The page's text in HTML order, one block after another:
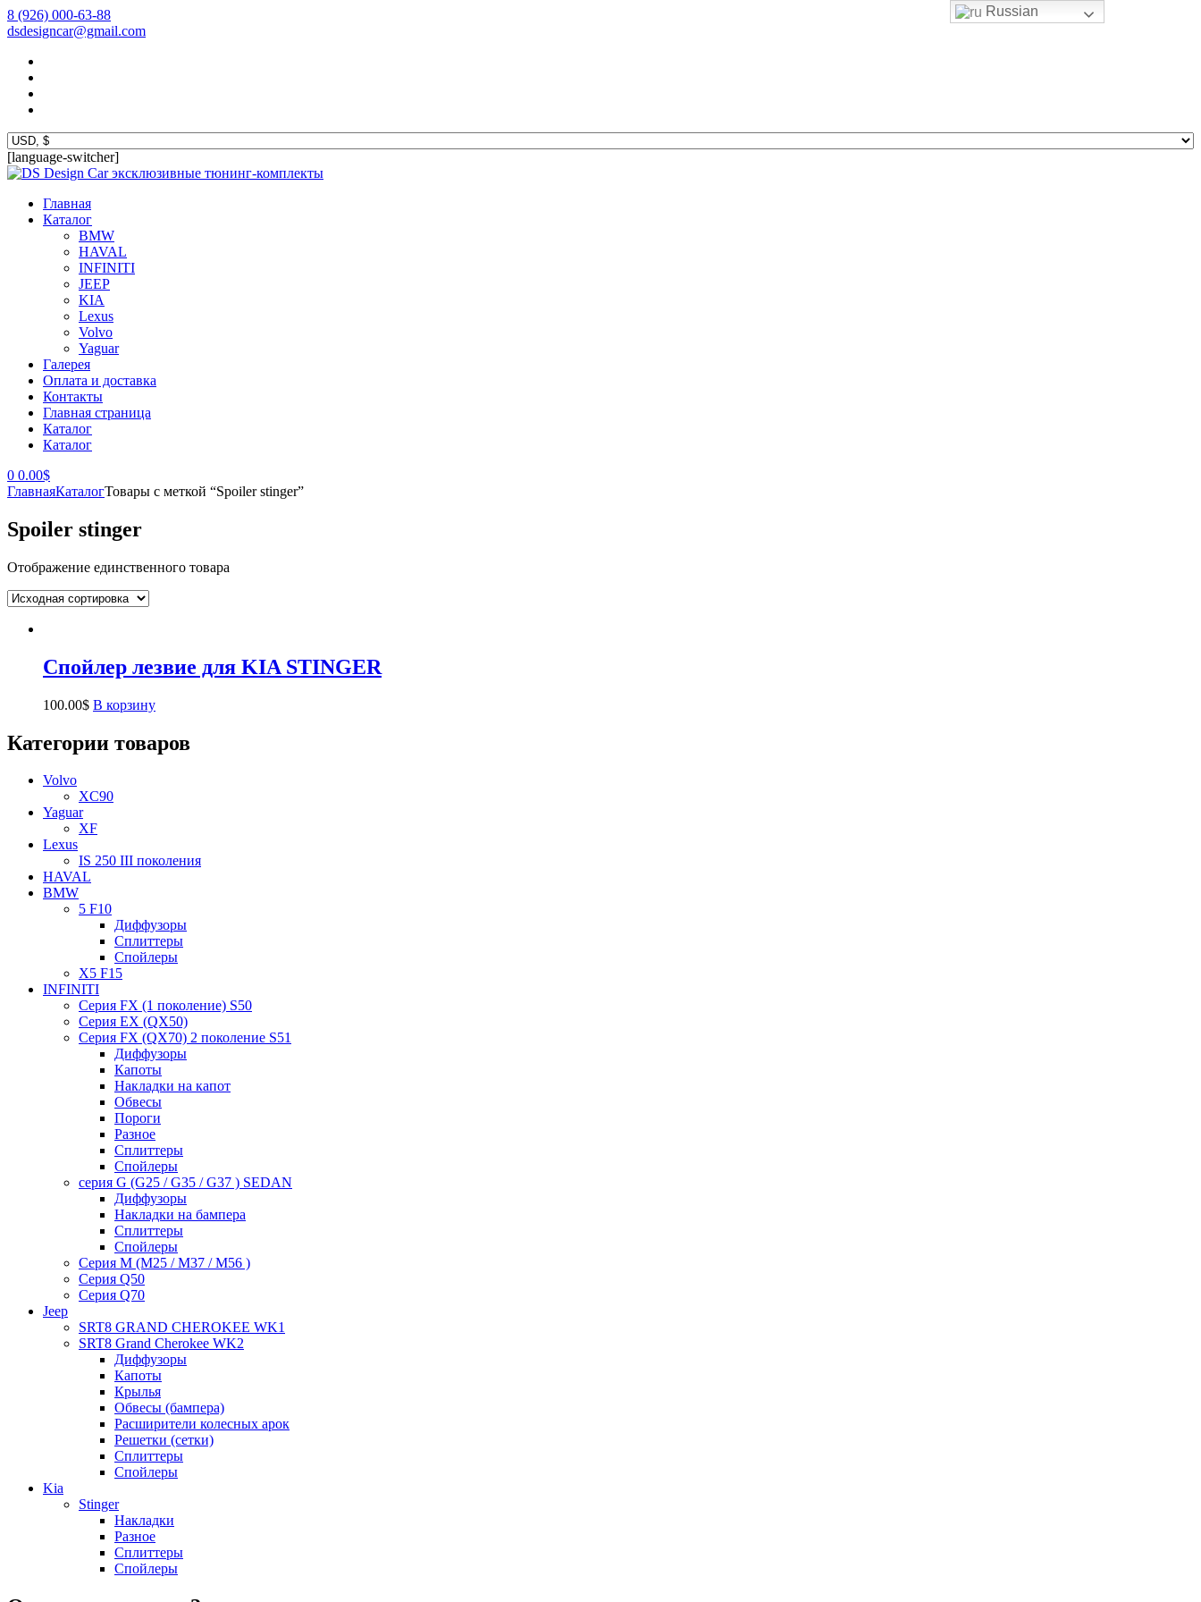
8 (926) 000-63-88
dsdesigncar@gmail.com
[language-switcher]
эксклюзивные тюнинг-комплекты
Главная
Каталог
BMW
HAVAL
INFINITI
JEEP
KIA
Lexus
Volvo
Yaguar
Галерея
Оплата и доставка
Контакты
Главная страница
Каталог
Каталог
0 0.00$
ГлавнаяКаталогТовары с меткой “Spoiler stinger”
Spoiler stinger
Отображение единственного товара
Спойлер лезвие для KIA STINGER
100.00$ В корзину
Категории товаров
Volvo
XC90
Yaguar
XF
Lexus
IS 250 III поколения
HAVAL
BMW
5 F10
Диффузоры
Сплиттеры
Спойлеры
X5 F15
INFINITI
Серия FX (1 поколение) S50
Серия EX (QX50)
Серия FX (QX70) 2 поколение S51
Диффузоры
Капоты
Накладки на капот
Обвесы
Пороги
Разное
Сплиттеры
Спойлеры
серия G (G25 / G35 / G37 ) SEDAN
Диффузоры
Накладки на бампера
Сплиттеры
Спойлеры
Серия M (M25 / M37 / M56 )
Серия Q50
Серия Q70
Jeep
SRT8 GRAND CHEROKEE WK1
SRT8 Grand Cherokee WK2
Диффузоры
Капоты
Крылья
Обвесы (бампера)
Расширители колесных арок
Решетки (сетки)
Сплиттеры
Спойлеры
Kia
Stinger
Накладки
Разное
Сплиттеры
Спойлеры
Russian